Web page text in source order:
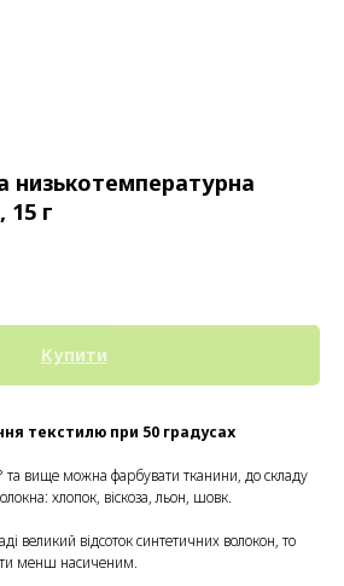
низькотемпературна
15 г
Купити
текстилю при 50 градусах
та вище можна фарбувати тканини, до складу
хлопок, віскоза, льон, шовк.
великий відсоток синтетичних волокон, то
менш насиченим.